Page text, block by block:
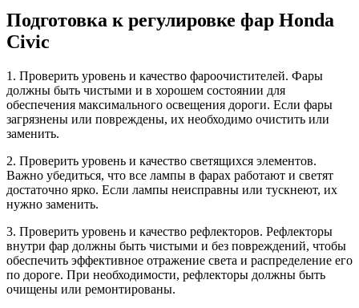
Подготовка к регулировке фар Honda
Civic
1. Проверить уровень и качество фароочистителей. Фары
должны быть чистыми и в хорошем состоянии для
обеспечения максимального освещения дороги. Если фары
загрязнены или повреждены, их необходимо очистить или
заменить.
2. Проверить уровень и качество светящихся элементов.
Важно убедиться, что все лампы в фарах работают и светят
достаточно ярко. Если лампы неисправны или тускнеют, их
нужно заменить.
3. Проверить уровень и качество рефлекторов. Рефлекторы
внутри фар должны быть чистыми и без повреждений, чтобы
обеспечить эффективное отражение света и распределение его
по дороге. При необходимости, рефлекторы должны быть
очищены или ремонтированы.